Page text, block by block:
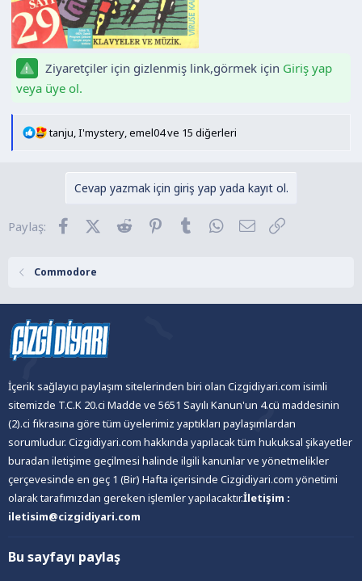
Ziyaretçiler için gizlenmiş link,görmek için Giriş yap
veya üye ol.
T
tanju I'mystery emel04ve 15 diğerleri
Cevap yazmak için giriş yap yada kayıt ol.
Paylaş: FacebookX (Twitter)
Reddit Pinterest
Tumblr WhatsApp
E-posta
Commodore
İçerik sağlayıcı paylaşım sitelerinden biri olan Cizgidiyari.com isimli
sitemizde T.C.K 20.ci Madde ve 5651 Sayılı Kanun'un 4.cü maddesinin
(2).ci fıkrasına göre tüm üyelerimiz yaptıkları paylaşımlardan
sorumludur. Cizgidiyari.com hakkında yapılacak tüm hukuksal şikayetler
buradan iletişime geçilmesi halinde ilgili kanunlar ve yönetmelikler
çerçevesinde en geç 1 (Bir) Hafta içerisinde Cizgidiyari.com yönetimi
olarak tarafımızdan gereken işlemler yapılacaktır.İletişim :
iletisim@cizgidiyari.com
Bu sayfayı paylaş